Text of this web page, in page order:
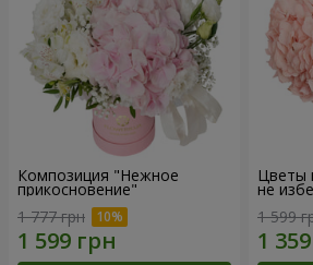
Композиция "Нежное
прикосновение"
1 777 грн
Цветы
не
1 599